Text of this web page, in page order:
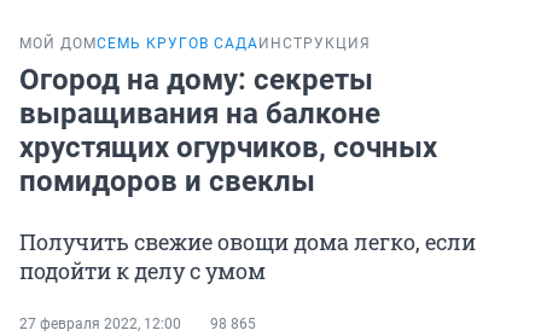
МОЙ ДОМСЕМЬ КРУГОВ САДА ИНСТРУКЦИЯ
Огород на дому: секреты
выращивания на балконе
хрустящих огурчиков, сочных
помидоров и свеклы
Получить свежие овощи дома легко, если
подойти к делу с умом
27 февраля 2022, 12:00 98 865